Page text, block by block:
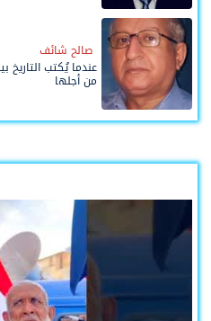
صالح شائف
عندما يُكتب التاريخ
من أجلها